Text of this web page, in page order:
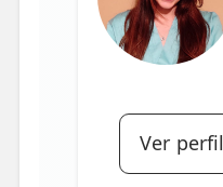
Ver perfil